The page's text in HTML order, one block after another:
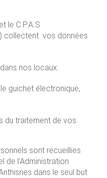
le C.P.A.S
collectent vos données
nos locaux.
guichet électronique,
du traitement de vos
sont recueillies
de l’Administration
dans le seul but